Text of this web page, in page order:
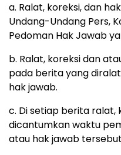
a. Ralat, koreksi, dan
Undang-Undang Pers,
Pedoman Hak Jawab
b. Ralat, koreksi dan
pada berita yang
hak jawab.
c. Di setiap berita ralat,
dicantumkan waktu
atau hak jawab